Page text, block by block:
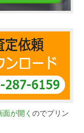
面が開くのでプリン